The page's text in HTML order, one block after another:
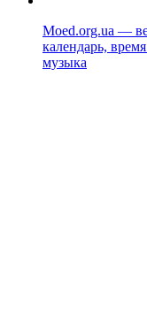
Moed.org.ua —
календарь,
музыка